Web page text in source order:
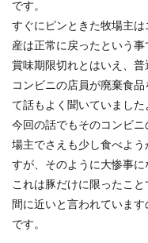
です。
すぐにピンときた牧場主
産は正常に戻ったという事
賞味期限切れとはいえ、
コンビニの店員が廃棄食
て話もよく聞いていました
今回の話でもそのコンビ
場主でさえも少し食べよ
すが、そのように大惨事に
これは豚だけに限ったこ
間に近いと言われていま
です。